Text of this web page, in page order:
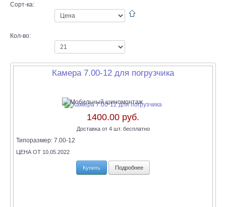
Сорт-ка:
Кол-во:
Камера 7.00-12 для погрузчика
1400.00 руб.
Доставка от 4 шт. бесплатно
Типоразмер: 7.00-12
ЦЕНА ОТ 10.05.2022
Купить Подробнее